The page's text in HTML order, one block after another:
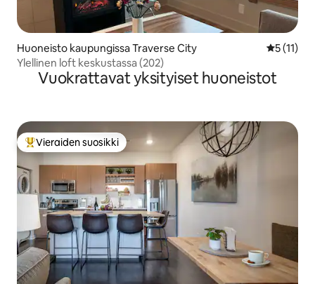
Huoneisto kaupungissa Traverse City
5 (11)
Ylellinen loft keskustassa (202)
Vuokrattavat yksityiset huoneistot
Vieraiden suosikkien parhaimmistoa
Vieraiden suosikki